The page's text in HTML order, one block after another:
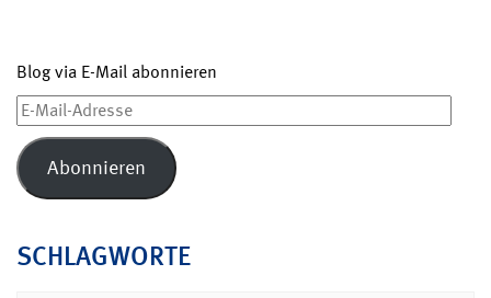
Blog via E-Mail abonnieren
E-
Mail-
Adresse
Abonnieren
SCHLAGWORTE